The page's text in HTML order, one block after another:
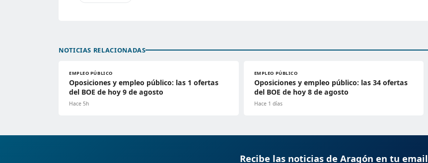
NOTICIAS RELACIONADAS
EMPLEO PÚBLICO
Oposiciones y empleo público: las 1 ofertas
del BOE de hoy 9 de agosto
Hace 5h
EMPLEO PÚBLICO
Oposiciones y empleo público: las 34 ofertas
del BOE de hoy 8 de agosto
Hace 1 días
Recibe las noticias de Aragón en tu email